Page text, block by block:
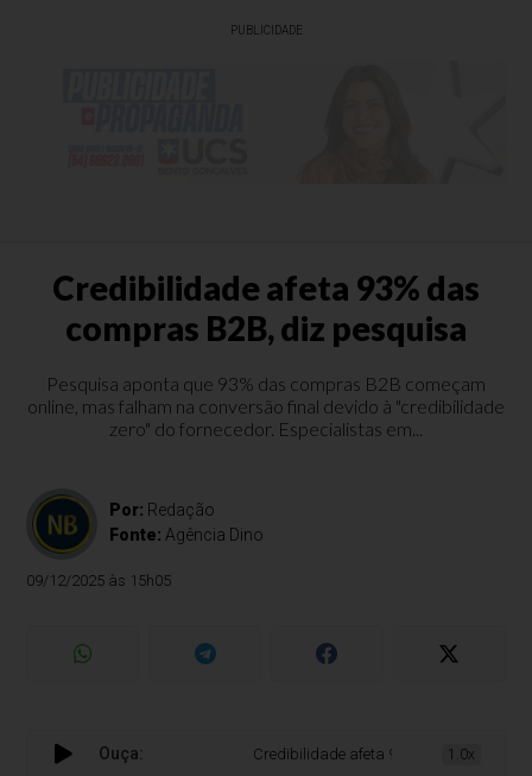
PUBLICIDADE
Credibilidade afeta 93% das
compras B2B, diz pesquisa
Pesquisa aponta que 93% das compras B2B começam
online, mas falham na conversão final devido à "credibilidade
zero" do fornecedor. Especialistas em...
Por: Redação
Fonte: Agência Dino
09/12/2025 às 15h05
Ouça: Credibilidade afeta 93% das compras
1.0x